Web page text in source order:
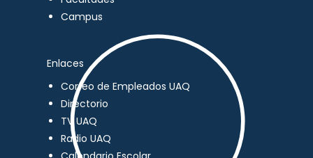
Campus
Enlaces
Correo de Empleados UAQ
Directorio
TV UAQ
Radio UAQ